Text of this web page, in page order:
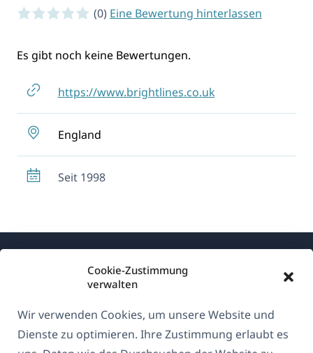
Cookie-Zustimmung
verwalten
Wir verwenden Cookies, um unsere Website und
Dienste zu optimieren. Ihre Zustimmung erlaubt es
0 von 5 Sternen
(0) Eine Bewertung hinterlassen
Es gibt noch keine Bewertungen.
https://www.brightlines.co.uk
England
Seit 1998
Über WPML